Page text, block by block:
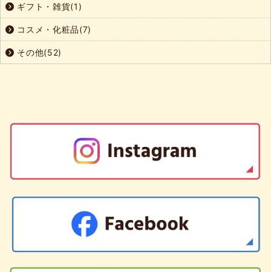
ギフト・雑貨(1)
コスメ・化粧品(7)
その他(52)